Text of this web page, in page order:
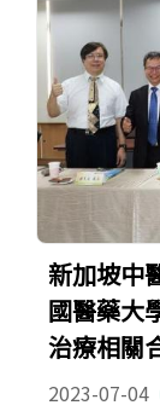
推動目標
核心設施平
產業社會貢獻
Open
研究成果
新加坡中
國醫藥大
治療相關
2023-07-04